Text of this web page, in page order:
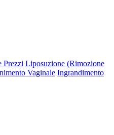
Prezzi Liposuzione (Rimozione
Vaginale Ingrandimento